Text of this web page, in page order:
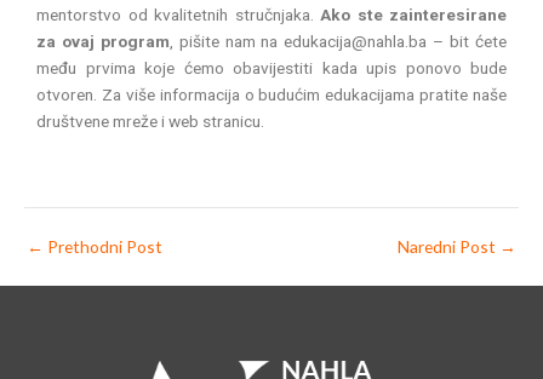
mentorstvo od kvalitetnih stručnjaka. Ako ste zainteresirane
za ovaj program , pišite nam na edukacija@nahla.ba – bit ćete
među prvima koje ćemo obavijestiti kada upis ponovo bude
otvoren. Za više informacija o budućim edukacijama pratite naše
društvene mreže i web stranicu.
← Prethodni Post Naredni Post →